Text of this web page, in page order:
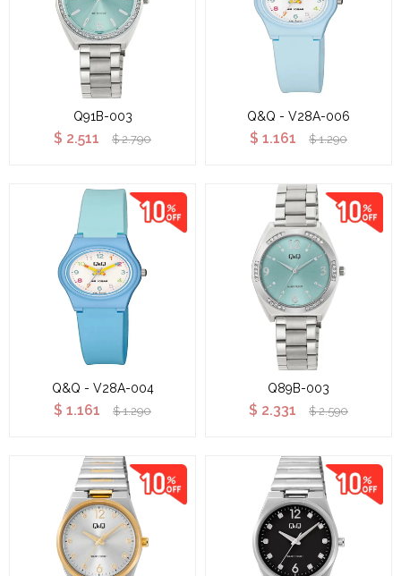
Q91B-003
$ 2.511 $ 2.790
Q&Q - V28A-006
$ 1.161 $ 1.290
Q&Q - V28A-004
$ 1.161 $ 1.290
Q89B-003
$ 2.331 $ 2.590